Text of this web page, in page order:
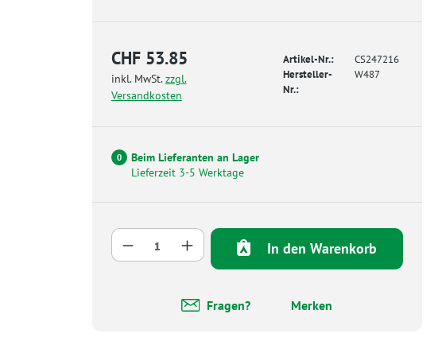
CHF 53.85
inkl. MwSt.zzgl.
Versandkosten
Artikel-Nr.:
CS247216
Hersteller-
Nr.:
W487
0
Beim Lieferanten an Lager
Lieferzeit 3-5 Werktage
Produkt Anzahl: Gib den gewünschten
In den Warenkorb
Fragen? Merken